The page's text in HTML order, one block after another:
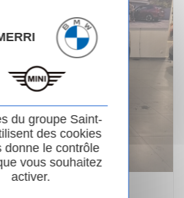
du groupe Saint-
des cookies
donne le contrôle
vous souhaitez
activer.